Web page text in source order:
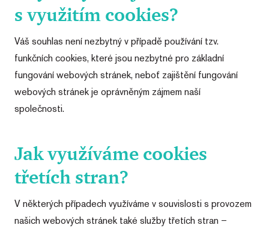
s využitím cookies?
Váš souhlas není nezbytný v případě používání tzv.
funkčních cookies, které jsou nezbytné pro základní
fungování webových stránek, neboť zajištění fungování
webových stránek je oprávněným zájmem naší
společnosti.
Jak využíváme cookies
třetích stran?
V některých případech využíváme v souvislosti s provozem
našich webových stránek také služby třetích stran –